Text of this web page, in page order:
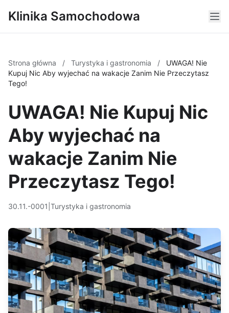
Klinika Samochodowa
Strona główna / Turystyka i gastronomia /
UWAGA! Nie
Kupuj Nic Aby wyjechać na wakacje Zanim Nie Przeczytasz
Tego!
UWAGA! Nie Kupuj Nic
Aby wyjechać na
wakacje Zanim Nie
Przeczytasz Tego!
30.11.-0001 Turystyka i gastronomia